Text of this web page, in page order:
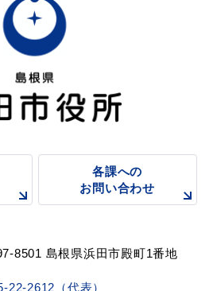
各課への
お問い合わせ
8501 島根県浜田市殿町1番地
22-2612（代表）